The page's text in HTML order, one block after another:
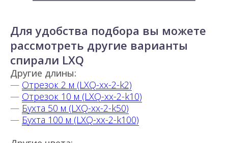
Для удобства подбора вы можете
рассмотреть другие варианты
спирали LXQ
Другие длины:
— Отрезок 2 м (LXQ-xx-2-k2)
— Отрезок 10 м (LXQ-xx-2-k10)
— Бухта 50 м (LXQ-xx-2-k50)
— Бухта 100 м (LXQ-xx-2-k100)